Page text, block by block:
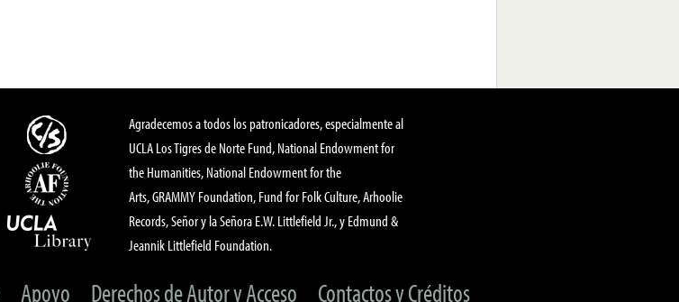
Agradecemos a todos los patronicadores, especialmente al
UCLA Los Tigres de Norte Fund, National Endowment for
the Humanities, National Endowment for the
Arts, GRAMMY Foundation, Fund for Folk Culture, Arhoolie
Records, Señor y la Señora E.W. Littlefield Jr., y Edmund &
Jeannik Littlefield Foundation.
Apoyo Derechos de Autor y Acceso Contactos y Créditos